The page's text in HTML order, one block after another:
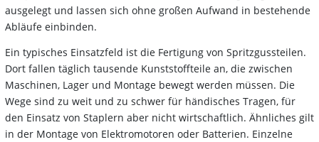
ausgelegt und lassen sich ohne großen Aufwand in bestehende
Abläufe einbinden.
Ein typisches Einsatzfeld ist die Fertigung von Spritzgussteilen.
Dort fallen täglich tausende Kunststoffteile an, die zwischen
Maschinen, Lager und Montage bewegt werden müssen. Die
Wege sind zu weit und zu schwer für händisches Tragen, für
den Einsatz von Staplern aber nicht wirtschaftlich. Ähnliches gilt
in der Montage von Elektromotoren oder Batterien. Einzelne